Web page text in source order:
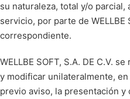
su naturaleza, total y/o
servicio, por parte de WELLBE
correspondiente.
WELLBE SOFT, S.A. DE C.V.
y modificar unilateralmente,
previo aviso, la presentación y